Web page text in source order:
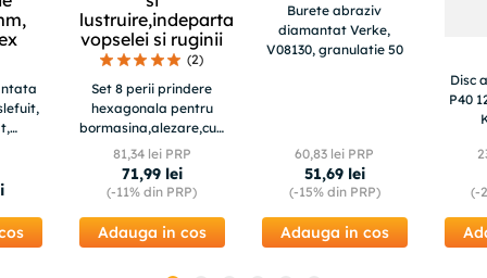
(2)
Set 8 perii prindere
hexagonala pentru
bormasina,alezare,curatare,slefuire
si
lustruire,indepartarea
vopselei si ruginii
81,34lei PRP
71,99 lei
(-11% din PRP)
Adauga in cos
Burete abraziv
diamantat Verke,
V08130, granulatie 50
60,83 lei PRP
51,69 lei
(-15%din PRP)
Adauga in cos
Disc
P40
(-